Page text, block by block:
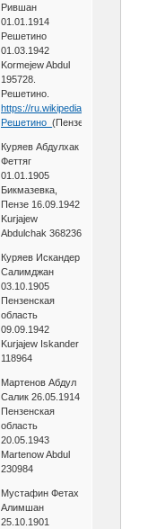
Рившан
01.01.1914
Решетино
01.03.1942
Kormejew Abdul
195728.
Решетино.
https://ru.wikipedia.org/wiki/
Решетино_
Куряев Абдулхак
Феттяг
01.01.1905
Бикмазевка,
Пензе 16.09.1942
Kurjajew
Abdulchak 368236
Куряев Искандер
Салимджан
03.10.1905
Пензенская
область
09.09.1942
Kurjajew Iskander
118964
Мартенов Абдул
Салик 26.05.1914
Пензенская
область
20.05.1943
Martenow Abdul
230984
Мустафин Фетах
Алимшан
25.10.1901